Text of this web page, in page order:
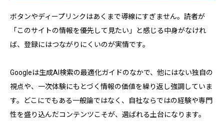
ボタンやディープリンクはあくまで導線にすぎません。読者が
「このサイトの情報を優先して見たい」と感じる中身がなけれ
ば、登録にはつながりにくいのが実情です。
Googleは生成AI検索の最適化ガイドのなかで、他にはない独自の
視点や、一次体験にもとづく情報の価値を繰り返し強調していま
す。どこにでもある一般論ではなく、自社ならではの経験や専門
性を盛り込んだコンテンツこそが、選ばれる土台になります。